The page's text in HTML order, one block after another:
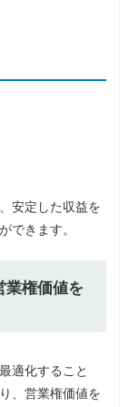
安定した収益を
できます。
業権価値を
適化すること
、営業権価値を